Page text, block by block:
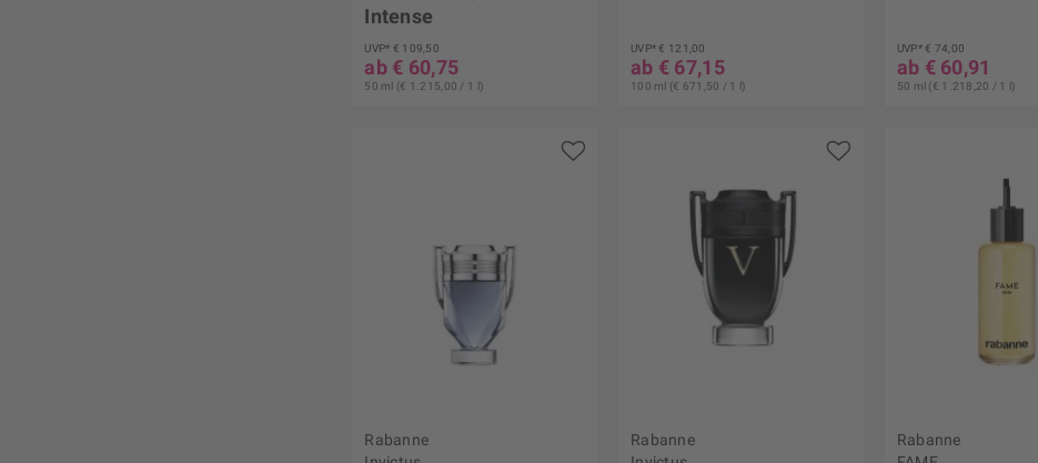
Intense
UVP* € 109,50
ab € 60,75
50 ml (€ 1.215,00 / 1 l)
UVP* € 121,00
ab € 67,15
100 ml (€ 671,50 / 1 l)
UVP* € 74,00
ab € 60,91
50 ml (€ 1.218,20 / 1 l)
Rabanne
Rabanne
Rabanne